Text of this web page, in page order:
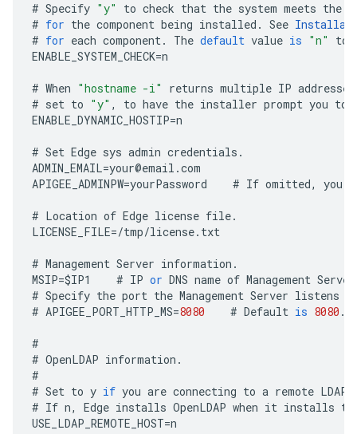
# Specify "y" to check that the system meets the
# for the component being installed . See
# for each component. The default value is "n" to
ENABLE_SYSTEM_CHECK=n
# When "hostname -i" returns multiple IP addresses
# set to "y" , to have the installer prompt you to
ENABLE_DYNAMIC_HOSTIP=n
# Set Edge sys admin credentials .
ADMIN_EMAIL=your@email .com
APIGEE_ADMINPW=yourPassword # If omitted, you
# Location of Edge license file.
LICENSE_FILE=/tmp/license. txt
# Management Server information .
MSIP=$IP1 # IP or DNS name of Management Server
# Specify the port the Management Server listens
# APIGEE_PORT_HTTP_MS=8080 # Default is 8080 .
#
# OpenLDAP information .
#
# Set to y if you are connecting to a remote LDAP
# If n, Edge installs OpenLDAP when it installs
USE_LDAP_REMOTE_HOST=n